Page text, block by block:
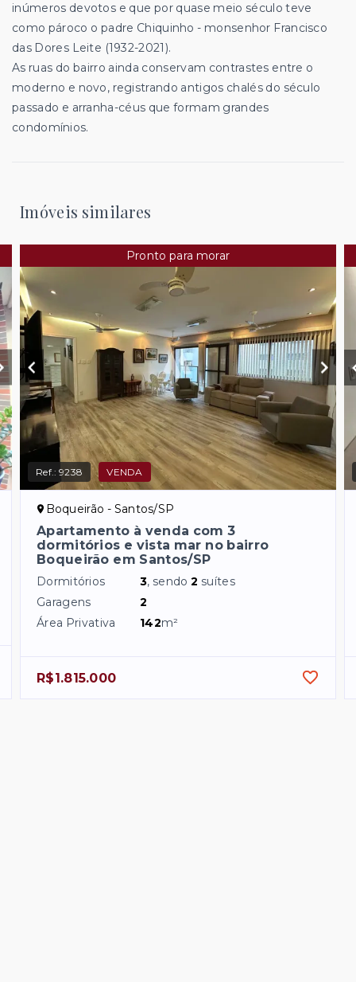
inúmeros devotos e que por quase meio século teve
como pároco o padre Chiquinho - monsenhor Francisco
das Dores Leite (1932-2021).
As ruas do bairro ainda conservam contrastes entre o
moderno e novo, registrando antigos chalés do século
passado e arranha-céus que formam grandes
condomínios.
Imóveis similares
Pronto para morar
Ref.:9238 VENDA
Boqueirão - Santos/SP
Apartamento à venda com 3
dormitórios e vista mar no bairro
Boqueirão em Santos/SP
Dormitórios 3, sendo2 suítes
Garagens
2
Área Privativa
142m²
R$1.815.000